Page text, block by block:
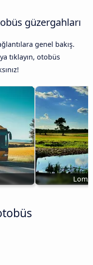
güzergahları
genel bakış.
tıklayın, otobüs